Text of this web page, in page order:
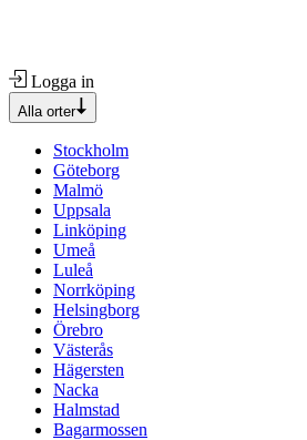
Logga in
Alla orter
Stockholm
Göteborg
Malmö
Uppsala
Linköping
Umeå
Luleå
Norrköping
Helsingborg
Örebro
Västerås
Hägersten
Nacka
Halmstad
Bagarmossen